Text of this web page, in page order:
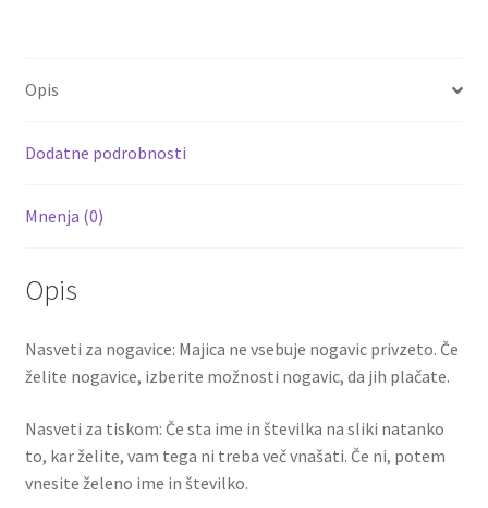
količina
k
Opis
Dodatne podrobnosti
Mnenja (0)
Opis
Nasveti za nogavice: Majica ne vsebuje nogavic privzeto. Če
želite nogavice, izberite možnosti nogavic, da jih plačate.
Nasveti za tiskom: Če sta ime in številka na sliki natanko
to, kar želite, vam tega ni treba več vnašati. Če ni, potem
vnesite želeno ime in številko.